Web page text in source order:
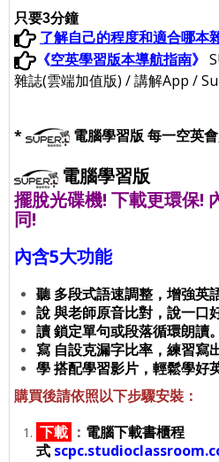
只要3分鐘
了解自己的程度和適合哪本
《空英學習版本導航指南》
雜誌(雲端加值版) / 講解App /
* 電腦學習版 每一空英
電腦學習版
擺脫光碟機! 下載更環保!
同!
內含5大功能
聽 多段式語速調整，增強英
說 與老師原音比對，說一口
讀 鎖定單句或段落循環朗讀。
寫 自設克漏字比率，練習寫
學 搭配學習影片，輕鬆學好
購買後請依照以下步驟安裝：
下載 ： 電腦下載書櫃程
式